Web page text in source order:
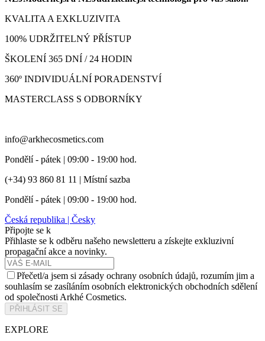
KVALITA A EXKLUZIVITA
100% UDRŽITELNÝ PŘÍSTUP
ŠKOLENÍ 365 DNÍ / 24 HODIN
360º INDIVIDUÁLNÍ PORADENSTVÍ
MASTERCLASS S ODBORNÍKY
info@arkhecosmetics.com
Pondělí - pátek | 09:00 - 19:00 hod.
(+34) 93 860 81 11 | Místní sazba
Pondělí - pátek | 09:00 - 19:00 hod.
Česká republika | Česky
Připojte se k
Přihlaste se k odběru našeho newsletteru a získejte exkluzivní
propagační akce a novinky.
Přečetl/a jsem si zásady ochrany osobních údajů, rozumím jim a
souhlasím se zasíláním osobních elektronických obchodních sdělení
od společnosti Arkhé Cosmetics.
PŘIHLÁSIT SE
EXPLORE